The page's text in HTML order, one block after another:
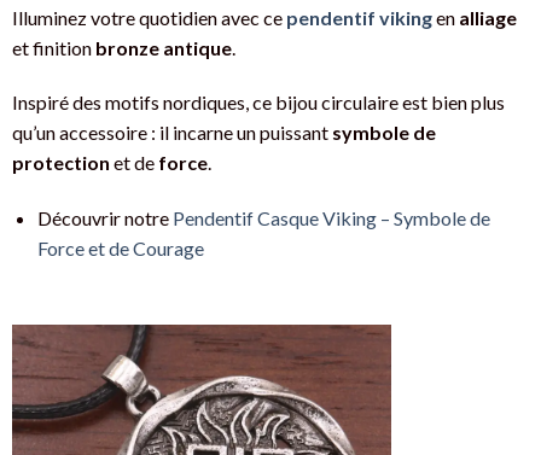
Illuminez votre quotidien avec ce pendentif vikingen alliage
et finition bronze antique.
Inspiré des motifs nordiques, ce bijou circulaire est bien plus
qu’un accessoire : il incarne un puissant symbole de
protection et de force.
Découvrir notre Pendentif Casque Viking – Symbole de
Force et de Courage